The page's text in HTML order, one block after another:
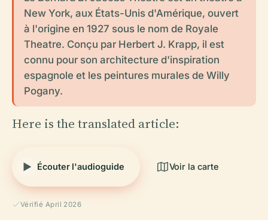
New York, aux États-Unis d'Amérique, ouvert
à l'origine en 1927 sous le nom de Royale
Theatre. Conçu par Herbert J. Krapp, il est
connu pour son architecture d'inspiration
espagnole et les peintures murales de Willy
Pogany.
Here is the translated article:
Écouter l'audioguide Voir la carte
Vérifié April 2026